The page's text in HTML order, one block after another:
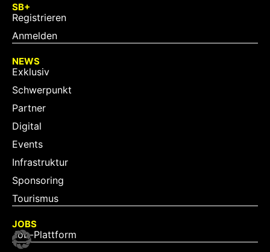
SB+
Registrieren
Anmelden
NEWS
Exklusiv
Schwerpunkt
Partner
Digital
Events
Infrastruktur
Sponsoring
Tourismus
JOBS
Job-Plattform